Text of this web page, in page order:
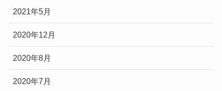
2021年5月
2020年12月
2020年8月
2020年7月